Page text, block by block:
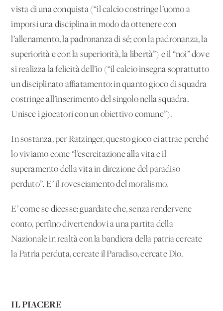
vista di una conquista (“il calcio costringe l’uomo a
imporsi una disciplina in modo da ottenere con
l’allenamento, la padronanza di sé; con la padronanza, la
superiorità e con la superiorità, la libertà”) e il “noi” dove
si realizza la felicità dell’io (“il calcio insegna soprattutto
un disciplinato affiatamento: in quanto gioco di squadra
costringe all’inserimento del singolo nella squadra.
Unisce i giocatori con un obiettivo comune”).
In sostanza, per Ratzinger, questo gioco ci attrae perché
lo viviamo come “l’esercitazione alla vita e il
superamento della vita in direzione del paradiso
perduto”. E’ il rovesciamento del moralismo.
E’ come se dicesse: guardate che, senza rendervene
conto, perfino divertendovi a una partita della
Nazionale in realtà con la bandiera della patria cercate
la Patria perduta, cercate il Paradiso, cercate Dio.
IL PIACERE